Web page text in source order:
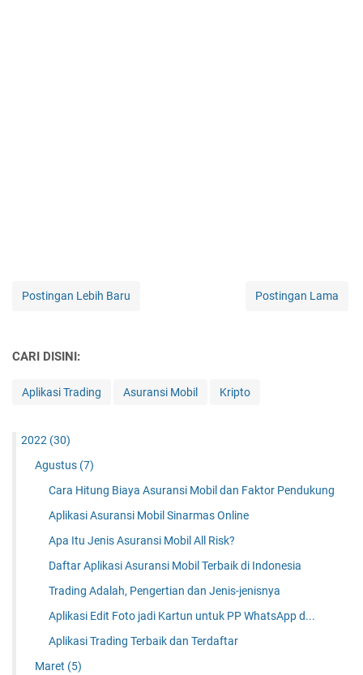
Postingan Lebih Baru Postingan Lama
CARI DISINI:
Aplikasi Trading Asuransi Mobil Kripto
2022 (30)
Agustus (7)
Cara Hitung Biaya Asuransi Mobil dan Faktor Pendukung
Aplikasi Asuransi Mobil Sinarmas Online
Apa Itu Jenis Asuransi Mobil All Risk?
Daftar Aplikasi Asuransi Mobil Terbaik di Indonesia
Trading Adalah, Pengertian dan Jenis-jenisnya
Aplikasi Edit Foto jadi Kartun untuk PP WhatsApp d...
Aplikasi Trading Terbaik dan Terdaftar
Maret (5)